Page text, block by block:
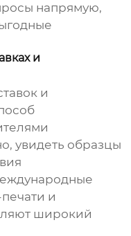
напрямую,
и
и
увидеть образцы
и
широкий